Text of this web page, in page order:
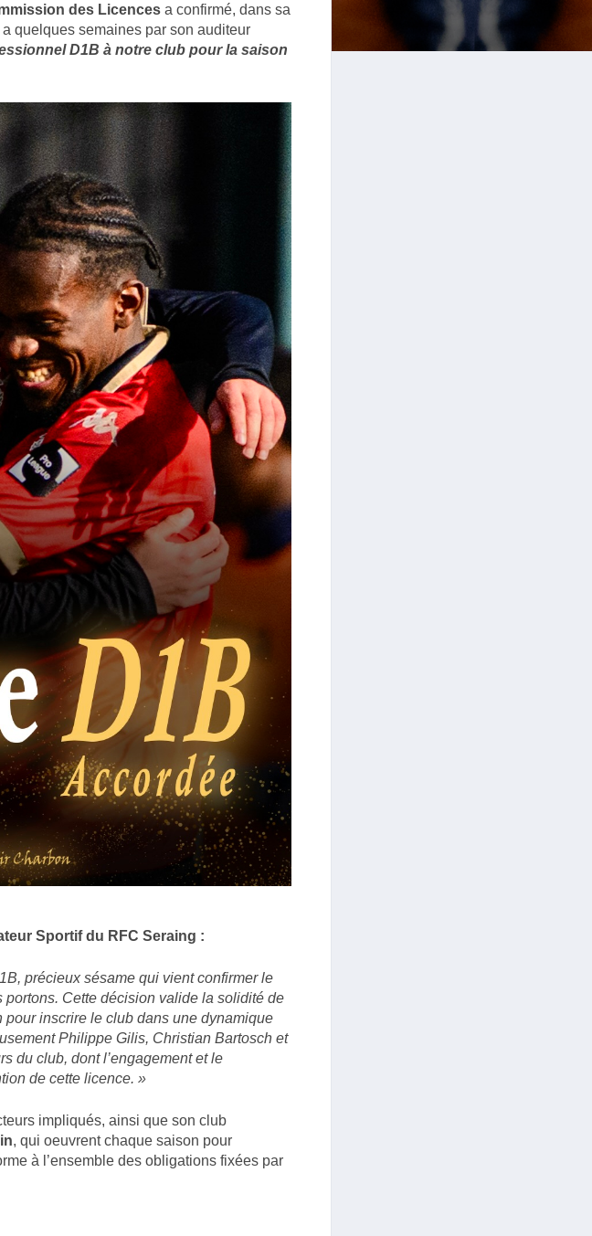
des Licencesa confirmé, dans sa
quelques semaines par son auditeur
D1B à notre club pour la saison
Sportif du RFC Seraing :
précieux sésame qui vient confirmer le
Cette décision valide la solidité de
inscrire le club dans une dynamique
Philippe Gilis, Christian Bartosch et
du club, dont l’engagement et le
de cette licence. »
impliqués, ainsi que son club
, qui oeuvrent chaque saison pour
à l’ensemble des obligations fixées par